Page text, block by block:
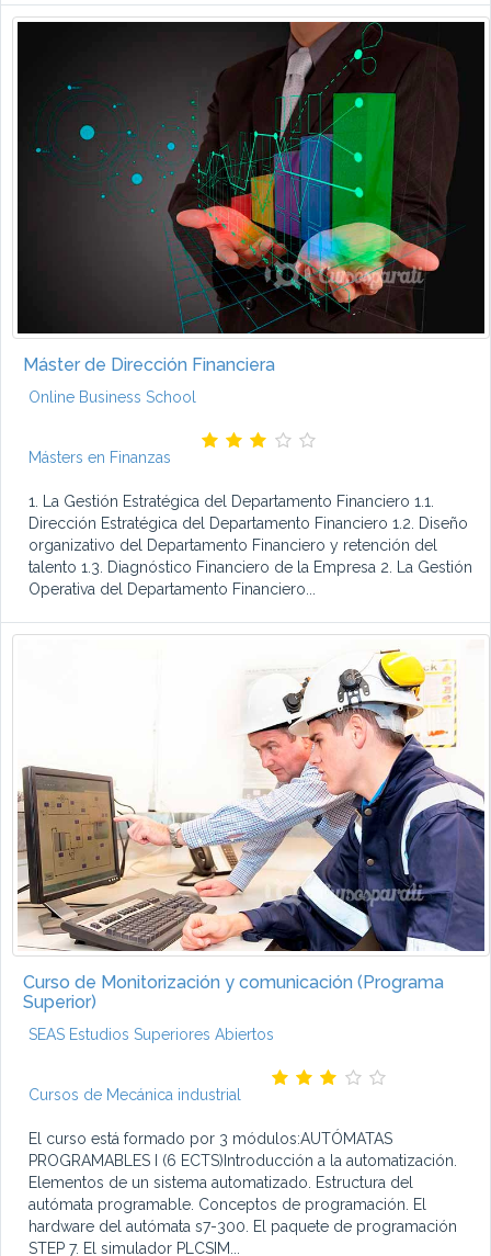
Máster de Dirección Financiera
Online Business School
Másters en Finanzas
1. La Gestión Estratégica del Departamento Financiero 1.1.
Dirección Estratégica del Departamento Financiero 1.2. Diseño
organizativo del Departamento Financiero y retención del
talento 1.3. Diagnóstico Financiero de la Empresa 2. La Gestión
Operativa del Departamento Financiero...
Curso de Monitorización y comunicación (Programa
Superior)
SEAS Estudios Superiores Abiertos
Cursos de Mecánica industrial
El curso está formado por 3 módulos:AUTÓMATAS
PROGRAMABLES I (6 ECTS)Introducción a la automatización.
Elementos de un sistema automatizado. Estructura del
autómata programable. Conceptos de programación. El
hardware del autómata s7-300. El paquete de programación
STEP 7. El simulador PLCSIM...